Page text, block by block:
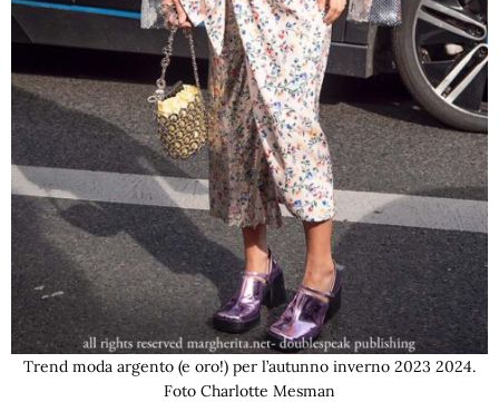
Trend moda argento (e oro!) per l’autunno inverno 2023 2024.
Foto Charlotte Mesman